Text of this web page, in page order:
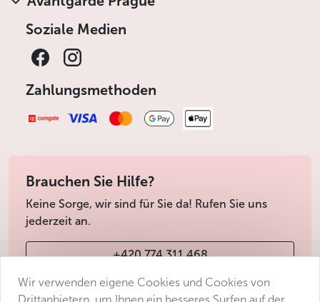
Soziale Medien
Zahlungsmethoden
Brauchen Sie Hilfe?
Keine Sorge, wir sind für Sie da! Rufen Sie uns
jederzeit an.
+420 774 311 468
info@avantgarde-prague.cz
Wir verwenden eigene Cookies und Cookies von